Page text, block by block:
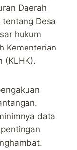
Daerah
tentang Desa
hukum
Kementerian
(KLHK).
data